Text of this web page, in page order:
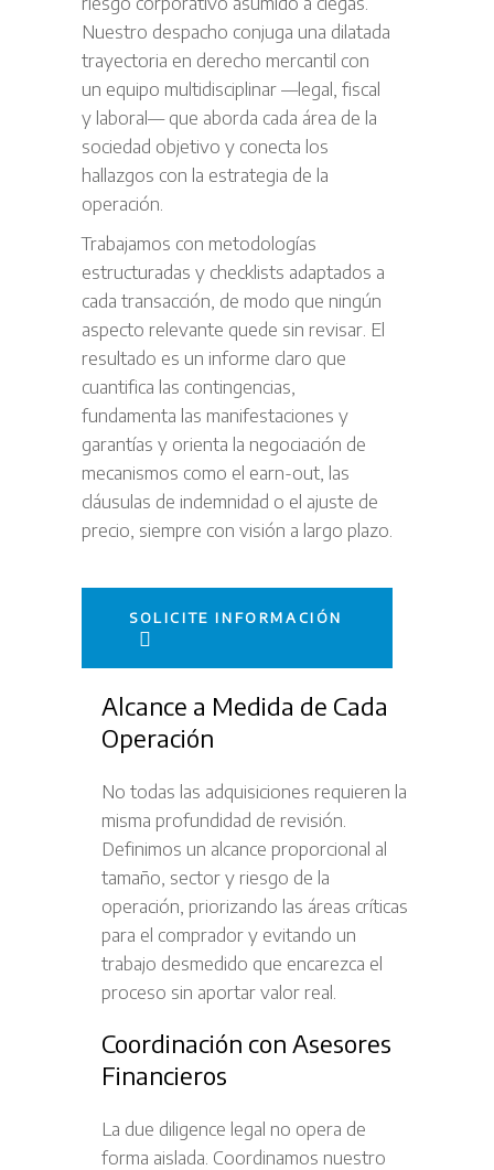
Nuestro despacho conjuga una dilatada
trayectoria en derecho mercantil con
un equipo multidisciplinar —legal, fiscal
y laboral— que aborda cada área de la
sociedad objetivo y conecta los
hallazgos con la estrategia de la
operación.
Trabajamos con metodologías
estructuradas y checklists adaptados a
cada transacción, de modo que ningún
aspecto relevante quede sin revisar. El
resultado es un informe claro que
cuantifica las contingencias,
fundamenta las manifestaciones y
garantías y orienta la negociación de
mecanismos como el earn-out, las
cláusulas de indemnidad o el ajuste de
precio, siempre con visión a largo plazo.
SOLICITE INFORMACIÓN
Alcance a Medida de Cada
Operación
No todas las adquisiciones requieren la
misma profundidad de revisión.
Definimos un alcance proporcional al
tamaño, sector y riesgo de la
operación, priorizando las áreas críticas
para el comprador y evitando un
trabajo desmedido que encarezca el
proceso sin aportar valor real.
Coordinación con Asesores
Financieros
La due diligence legal no opera de
forma aislada. Coordinamos nuestro